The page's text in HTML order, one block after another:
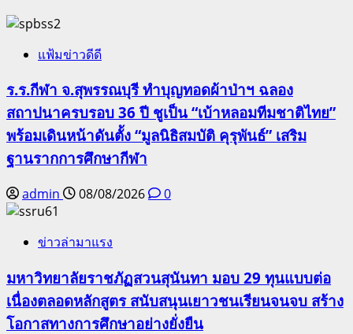
แฟ้มข่าวดีดี
ร.ร.กีฬา จ.สุพรรณบุรี ทำบุญทอดผ้าป่าฯ ฉลอง
สถาปนาครบรอบ 36 ปี ชูเป็น “เบ้าหลอมทีมชาติไทย”
พร้อมเดินหน้าดันตั้ง “มูลนิธิสมบัติ คุรุพันธ์” เสริม
ฐานรากการศึกษากีฬา
admin 08/08/2026 0
ข่าวล่ามาแรง
มหาวิทยาลัยราชภัฏสวนสุนันทา มอบ 29 ทุนแบบต่อ
เนื่องตลอดหลักสูตร สนับสนุนเยาวชนเรียนจนจบ สร้าง
โอกาสทางการศึกษาอย่างยั่งยืน